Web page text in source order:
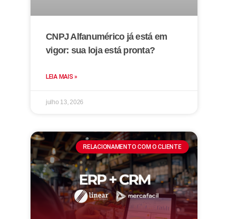
CNPJ Alfanumérico já está em
vigor: sua loja está pronta?
LEIA MAIS »
julho 13, 2026
RELACIONAMENTO COM O CLIENTE